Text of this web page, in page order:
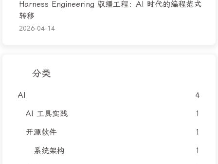
Harness Engineering 驭缰工程：AI 时代的编程范式
转移
2026-04-14
分类
AI
4
AI 工具实践
1
开源软件
1
系统架构
1